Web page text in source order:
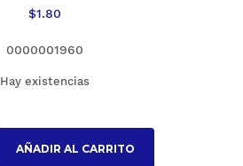
$1.80
0000001960
Hay existencias
AÑADIR AL CARRITO